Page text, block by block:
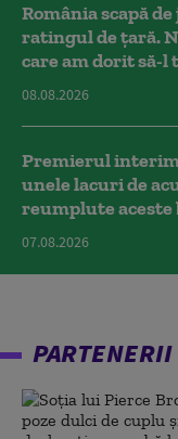
România scapă
ratingul de țară.
care am dorit să-
08.08.2026
Premierul
unele lacuri de
reumplute aceste
07.08.2026